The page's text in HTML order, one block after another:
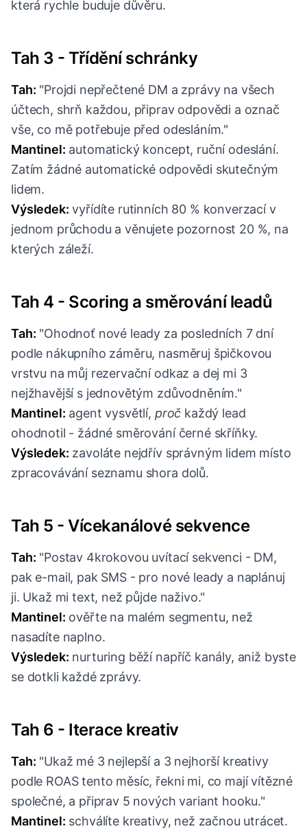
která rychle buduje důvěru.
Tah 3 - Třídění schránky
Tah: "Projdi nepřečtené DM a zprávy na všech
účtech, shrň každou, připrav odpovědi a označ
vše, co mě potřebuje před odesláním."
Mantinel: automatický koncept, ruční odeslání.
Zatím žádné automatické odpovědi skutečným
lidem.
Výsledek: vyřídíte rutinních 80 % konverzací v
jednom průchodu a věnujete pozornost 20 %, na
kterých záleží.
Tah 4 - Scoring a směrování leadů
Tah: "Ohodnoť nové leady za posledních 7 dní
podle nákupního záměru, nasměruj špičkovou
vrstvu na můj rezervační odkaz a dej mi 3
nejžhavější s jednovětým zdůvodněním."
Mantinel: agent vysvětlí, proč každý lead
ohodnotil - žádné směrování černé skříňky.
Výsledek: zavoláte nejdřív správným lidem místo
zpracovávání seznamu shora dolů.
Tah 5 - Vícekanálové sekvence
Tah: "Postav 4krokovou uvítací sekvenci - DM,
pak e-mail, pak SMS - pro nové leady a naplánuj
ji. Ukaž mi text, než půjde naživo."
Mantinel: ověřte na malém segmentu, než
nasadíte naplno.
Výsledek: nurturing běží napříč kanály, aniž byste
se dotkli každé zprávy.
Tah 6 - Iterace kreativ
Tah: "Ukaž mé 3 nejlepší a 3 nejhorší kreativy
podle ROAS tento měsíc, řekni mi, co mají vítězné
společné, a připrav 5 nových variant hooku."
Mantinel: schválíte kreativy, než začnou utrácet.